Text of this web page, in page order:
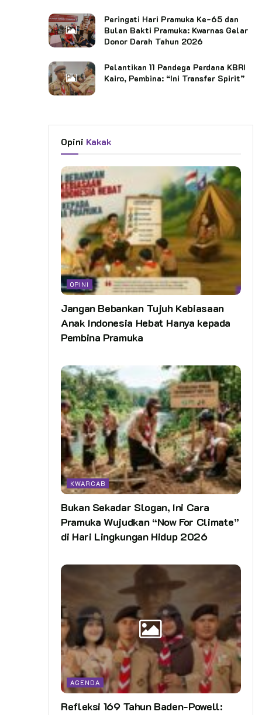
Peringati Hari Pramuka Ke-65 dan
Bulan Bakti Pramuka: Kwarnas Gelar
Donor Darah Tahun 2026
Pelantikan 11 Pandega Perdana KBRI
Kairo, Pembina: “Ini Transfer Spirit”
Opini Kakak
OPINI
Jangan Bebankan Tujuh Kebiasaan
Anak Indonesia Hebat Hanya kepada
Pembina Pramuka
KWARCAB
Bukan Sekadar Slogan, Ini Cara
Pramuka Wujudkan “Now For Climate”
di Hari Lingkungan Hidup 2026
AGENDA
Refleksi 169 Tahun Baden-Powell: